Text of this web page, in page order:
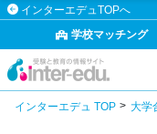
インターエデュTOPへ
学校マッチング
インターエデュ TOP 大学